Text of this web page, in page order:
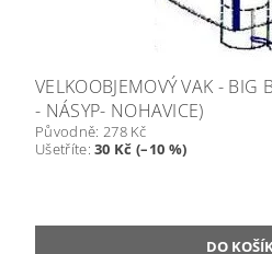
VELKOOBJEMOVÝ VAK - BIG
- NÁSYP- NOHAVICE)
Původně: 278 Kč
Ušetříte:30 Kč (–10 %)